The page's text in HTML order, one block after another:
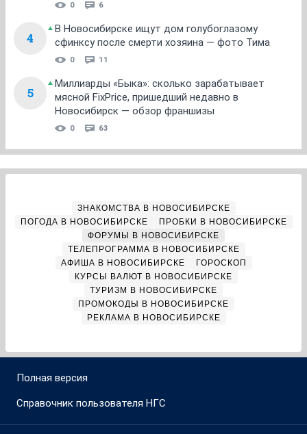
0 6
4
В Новосибирске ищут дом голубоглазому
сфинксу после смерти хозяина — фото Тима
0 11
5
Миллиарды «Быка»: сколько зарабатывает
мясной FixPrice, пришедший недавно в
Новосибирск — обзор франшизы
0 63
ЗНАКОМСТВА В НОВОСИБИРСКЕ
ПОГОДА В НОВОСИБИРСКЕ
ПРОБКИ В НОВОСИБИРСКЕ
ФОРУМЫ В НОВОСИБИРСКЕ
ТЕЛЕПРОГРАММА В НОВОСИБИРСКЕ
АФИША В НОВОСИБИРСКЕ
ГОРОСКОП
КУРСЫ ВАЛЮТ В НОВОСИБИРСКЕ
ТУРИЗМ В НОВОСИБИРСКЕ
ПРОМОКОДЫ В НОВОСИБИРСКЕ
РЕКЛАМА В НОВОСИБИРСКЕ
Полная версия
Справочник пользователя НГС